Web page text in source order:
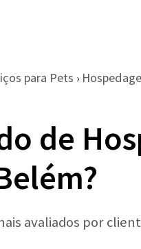
para Pets ›
de
avaliados por